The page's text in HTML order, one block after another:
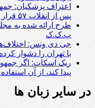
اعتراف پزشکیان:
پس از انقلاب ۵۷ قرار دارد
طرح ارائه شده به
پ.ک.ک
جی دی ونس:
با تهران را دشوار
ریک اسکات: اگر
پیدا کند، از آن
در سایر زبان ها